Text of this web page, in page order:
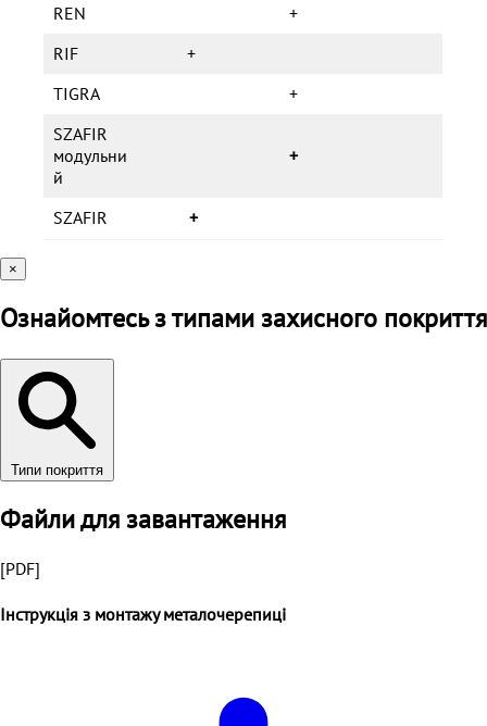
REN +
RIF +
TIGRA +
SZAFIR
модульни
й
+
SZAFIR +
×
Ознайомтесь з типами захисного покриття
Типи покриття
Файли для завантаження
[PDF]
Інструкція з монтажу металочерепиці